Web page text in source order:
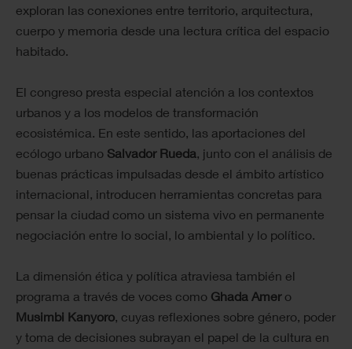
exploran las conexiones entre territorio, arquitectura,
cuerpo y memoria desde una lectura crítica del espacio
habitado.
El congreso presta especial atención a los contextos
urbanos y a los modelos de transformación
ecosistémica. En este sentido, las aportaciones del
ecólogo urbano Salvador Rueda, junto con el análisis de
buenas prácticas impulsadas desde el ámbito artístico
internacional, introducen herramientas concretas para
pensar la ciudad como un sistema vivo en permanente
negociación entre lo social, lo ambiental y lo político.
La dimensión ética y política atraviesa también el
programa a través de voces como Ghada Amero
Musimbi Kanyoro, cuyas reflexiones sobre género, poder
y toma de decisiones subrayan el papel de la cultura en